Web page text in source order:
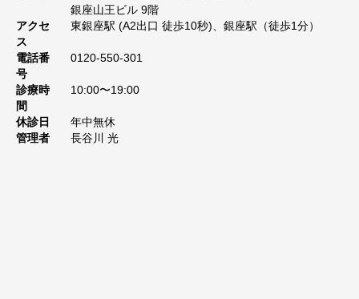
銀座山王ビル 9階
アクセ
ス
東銀座駅 (A2出口 徒歩10秒)、銀座駅（徒歩1分）
電話番
号
0120-550-301
診療時
間
10:00〜19:00
休診日
年中無休
管理者
長谷川 光